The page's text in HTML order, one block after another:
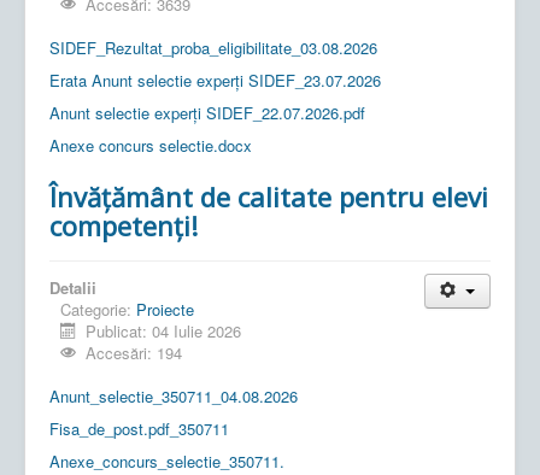
Accesări: 3639
SIDEF_Rezultat_proba_eligibilitate_03.08.2026
Erata Anunt selectie experți SIDEF_23.07.2026
Anunt selectie experți SIDEF_22.07.2026.pdf
Anexe concurs selectie.docx
Învățământ de calitate pentru elevi
competenți!
Detalii
Categorie: Proiecte
Publicat: 04 Iulie 2026
Accesări: 194
Anunt_selectie_350711_04.08.2026
Fisa_de_post.pdf_350711
Anexe_concurs_selectie_350711.